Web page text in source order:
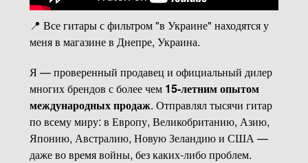
📍 Все гитары с фильтром "в Украине" находятся у
меня в магазине в Днепре, Украина.
Я — проверенный продавец и официальный дилер
многих брендов с более чем 15-летним опытом
международных продаж. Отправлял тысячи гитар
по всему миру: в Европу, Великобританию, Азию,
Японию, Австралию, Новую Зеландию и США —
даже во время войны, без каких-либо проблем.